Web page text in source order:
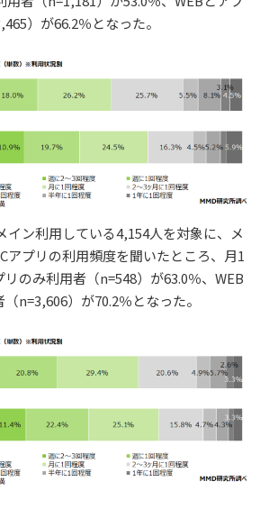
）が66.2％となった。
イン利用している4,154人を対象に、メ
アプリの利用頻度を聞いたところ、月1
のみ利用者（n=548）が63.0％、WEB
n=3,606）が70.2％となった。